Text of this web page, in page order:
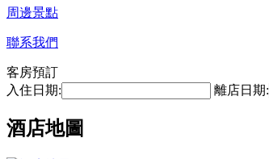
周邊景點
聯系我們
客房預訂
入住日期:
離店日期:
酒店地圖